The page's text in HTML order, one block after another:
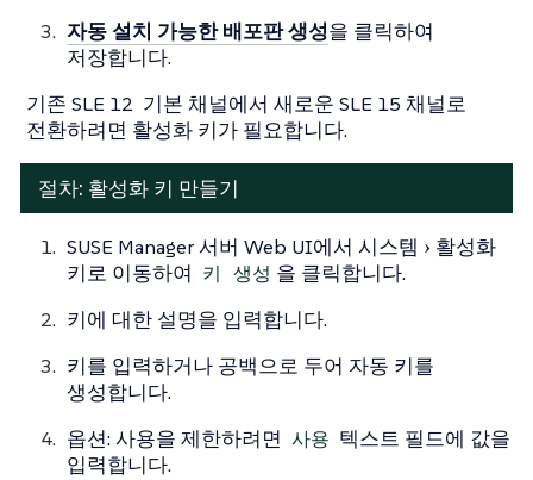
자동 설치 가능한 배포판 생성을 클릭하여
저장합니다.
기존 SLE 12 기본 채널에서 새로운 SLE 15 채널로
전환하려면 활성화 키가 필요합니다.
절차: 활성화 키 만들기
SUSE Manager 서버 Web UI에서 시스템
활성화
키로 이동하여 키 생성 을 클릭합니다.
키에 대한 설명을 입력합니다.
키를 입력하거나 공백으로 두어 자동 키를
생성합니다.
옵션: 사용을 제한하려면 사용 텍스트 필드에 값을
입력합니다.